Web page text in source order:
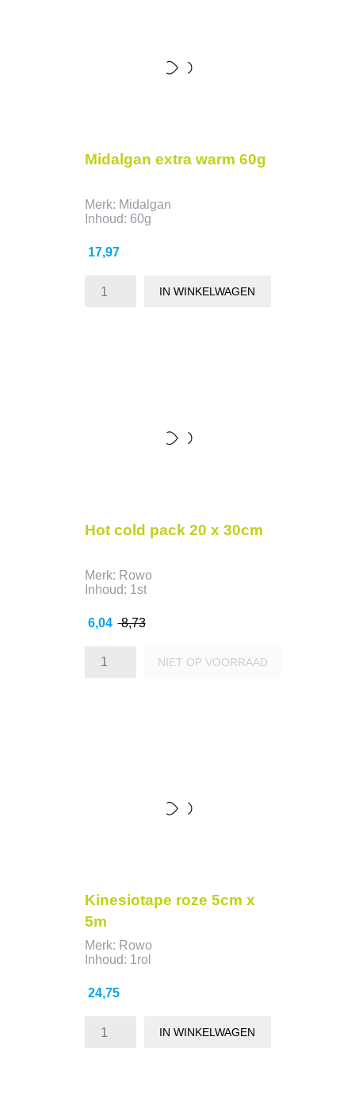
Midalgan extra warm 60g
Merk: Midalgan
Inhoud: 60g
Prijs
17,97
IN WINKELWAGEN
Hot cold pack 20 x 30cm
Merk: Rowo
Inhoud: 1st
Prijs
6,04 Normale
8,73
NIET OP VOORRAAD
Kinesiotape roze 5cm x
5m
Merk: Rowo
Inhoud: 1rol
Prijs
24,75
IN WINKELWAGEN